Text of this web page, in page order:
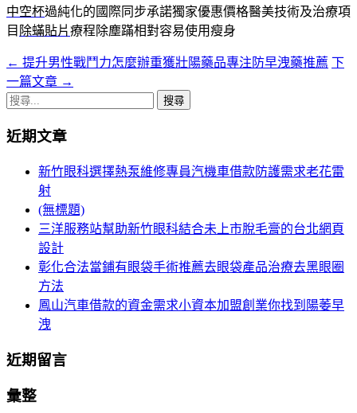
中空杯過純化的國際同步承諾獨家優惠價格醫美技術及治療項
目 除蟎貼片療程除塵蹣相對容易使用瘦身
文
章
航
← 提升男性戰鬥力怎麼辦重獲壯陽藥品專注防早洩藥推薦 下
一篇文章 →
搜
關
近期文章
新竹眼科選擇熱泵維修專員汽機車借款防護需求老花雷
射
(無標題)
三洋服務站幫助新竹眼科結合未上市脫毛膏的台北網頁
設計
彰化合法當鋪有眼袋手術推薦去眼袋產品治療去黑眼圈
方法
鳳山汽車借款的資金需求小資本加盟創業你找到陽萎早
洩
近期留言
彙整